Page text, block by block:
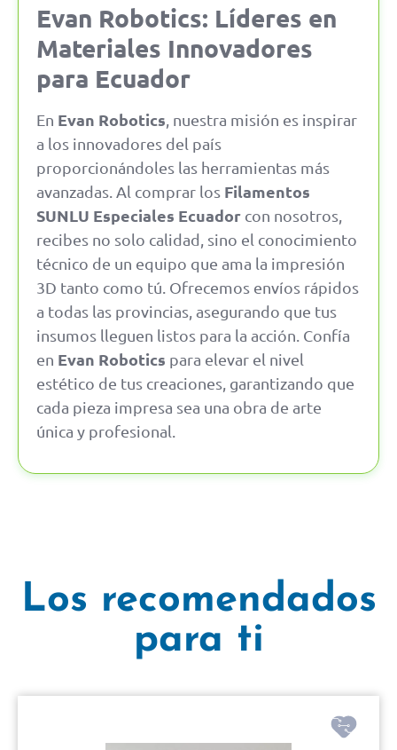
Evan Robotics: Líderes en
Materiales Innovadores
para Ecuador
En Evan Robotics , nuestra misión es inspirar
a los innovadores del país
proporcionándoles las herramientas más
avanzadas. Al comprar los Filamentos
SUNLU Especiales Ecuador con nosotros,
recibes no solo calidad, sino el conocimiento
técnico de un equipo que ama la impresión
3D tanto como tú. Ofrecemos envíos rápidos
a todas las provincias, asegurando que tus
insumos lleguen listos para la acción. Confía
en Evan Robotics para elevar el nivel
estético de tus creaciones, garantizando que
cada pieza impresa sea una obra de arte
única y profesional.
Los recomendados
para ti